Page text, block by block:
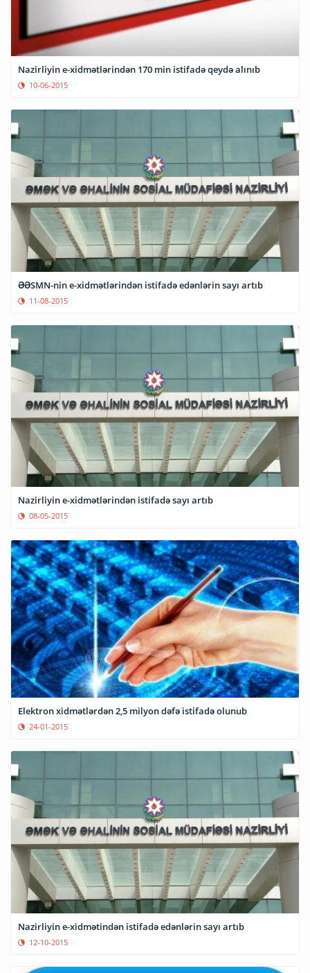
Nazirliyin e-xidmətlərindən 170 min istifadə qeydə alınıb
10-06-2015
ƏƏSMN-nin e-xidmətlərindən istifadə edənlərin sayı artıb
11-08-2015
Nazirliyin e-xidmətlərindən istifadə sayı artıb
08-05-2015
Elektron xidmətlərdən 2,5 milyon dəfə istifadə olunub
24-01-2015
Nazirliyin e-xidmətindən istifadə edənlərin sayı artıb
12-10-2015